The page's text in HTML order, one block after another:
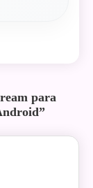
para
”